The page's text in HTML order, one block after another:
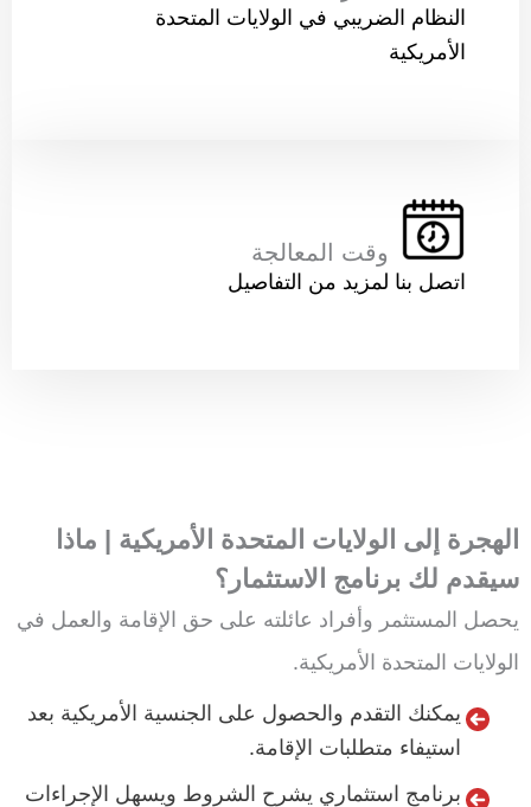
النظام الضريبي في الولايات المتحدة
الأمريكية
وقت المعالجة
اتصل بنا لمزيد من التفاصيل
الهجرة إلى الولايات المتحدة الأمريكية | ماذا
سيقدم لك برنامج الاستثمار؟
يحصل المستثمر وأفراد عائلته على حق الإقامة والعمل في
الولايات المتحدة الأمريكية.
يمكنك التقدم والحصول على الجنسية الأمريكية بعد
استيفاء متطلبات الإقامة.
برنامج استثماري يشرح الشروط ويسهل الإجراءات